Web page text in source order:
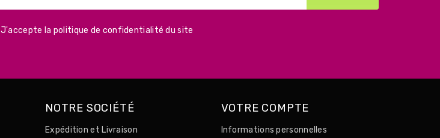
J'accepte la politique de confidentialité du site
NOTRE SOCIÉTÉ
Expédition et Livraison
VOTRE COMPTE
Informations personnelles